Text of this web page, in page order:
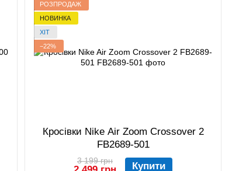
РОЗПРОДАЖ
НОВИНКА
ХІТ
−22%
Кросівки Nike Air Zoom Crossover 2
FB2689-501
3 199 грн Купити